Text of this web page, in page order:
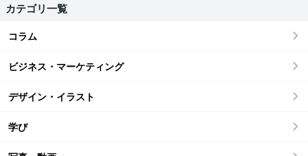
カテゴリ一覧
コラム
ビジネス・マーケティング
デザイン・イラスト
学び